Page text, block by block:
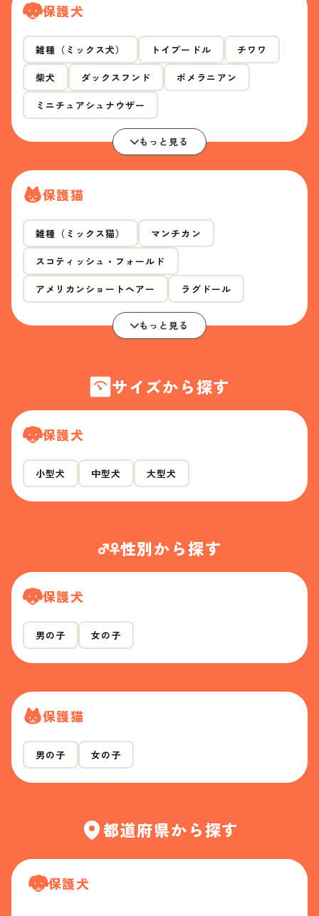
保護犬
雑種（ミックス犬） トイプードル チワワ
柴犬 ダックスフンド ポメラニアン
ミニチュアシュナウザー
もっと見る
保護猫
雑種（ミックス猫） マンチカン
スコティッシュ・フォールド
アメリカンショートヘアー ラグドール
もっと見る
サイズから探す
保護犬
小型犬 中型犬 大型犬
性別から探す
保護犬
男の子 女の子
保護猫
男の子 女の子
都道府県から探す
保護犬